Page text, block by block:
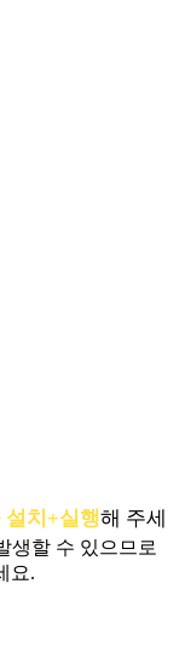
설치+실행해 주세
생할 수 있으므로
요.